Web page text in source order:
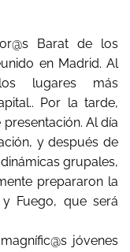
Barat de los
en Madrid. Al
lugares más
Por la tarde,
Al día
y después de
grupales,
prepararon la
Fuego, que será
jóvenes